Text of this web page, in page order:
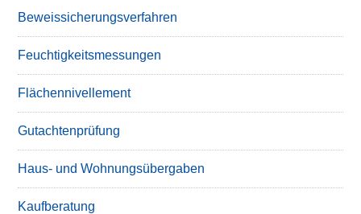
Beweissicherungsverfahren
Feuchtigkeitsmessungen
Flächennivellement
Gutachtenprüfung
Haus- und Wohnungsübergaben
Kaufberatung